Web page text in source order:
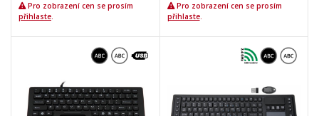
Pro zobrazení cen se prosím
přihlaste.
Pro zobrazení cen se prosím
přihlaste.